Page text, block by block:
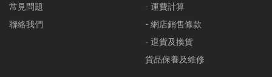
常見問題
聯絡我們
- 運費計算
- 網店銷售條款
- 退貨及換貨
貨品保養及維修